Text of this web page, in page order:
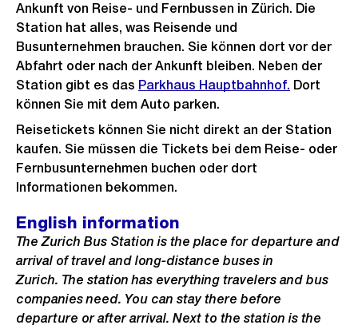
Ankunft von Reise- und Fernbussen in Zürich. Die
Station hat alles, was Reisende und
Busunternehmen brauchen. Sie können dort vor der
Abfahrt oder nach der Ankunft bleiben. Neben der
Station gibt es das Parkhaus Hauptbahnhof. Dort
können Sie mit dem Auto parken.
Reisetickets können Sie nicht direkt an der Station
kaufen. Sie müssen die Tickets bei dem Reise- oder
Fernbusunternehmen buchen oder dort
Informationen bekommen.
English information
The Zurich Bus Station is the place for departure and
arrival of travel and long-distance buses in
Zurich. The station has everything travelers and bus
companies need. You can stay there before
departure or after arrival. Next to the station is the